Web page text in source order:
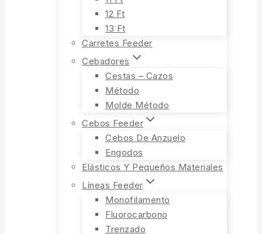
12 Ft
13 Ft
Carretes Feeder
Cebadores
Cestas – Cazos
Método
Molde Método
Cebos Feeder
Cebos De Anzuelo
Engodos
Elásticos Y Pequeños Materiales
Líneas Feeder
Monofilamento
Fluorocarbono
Trenzado